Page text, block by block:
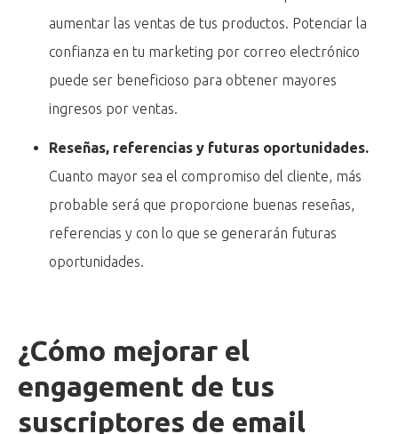
aumentar las ventas de tus productos. Potenciar la
confianza en tu marketing por correo electrónico
puede ser beneficioso para obtener mayores
ingresos por ventas.
Reseñas, referencias y futuras oportunidades.
Cuanto mayor sea el compromiso del cliente, más
probable será que proporcione buenas reseñas,
referencias y con lo que se generarán futuras
oportunidades.
¿Cómo mejorar el
engagement de tus
suscriptores de email